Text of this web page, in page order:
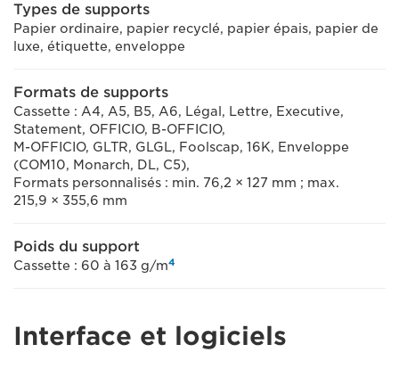
Types de supports
Papier ordinaire, papier recyclé, papier épais, papier de
luxe, étiquette, enveloppe
Formats de supports
Cassette : A4, A5, B5, A6, Légal, Lettre, Executive,
Statement, OFFICIO, B-OFFICIO,
M-OFFICIO, GLTR, GLGL, Foolscap, 16K, Enveloppe
(COM10, Monarch, DL, C5),
Formats personnalisés : min. 76,2 × 127 mm ; max.
215,9 × 355,6 mm
Poids du support
Cassette : 60 à 163 g/m4
Interface et logiciels